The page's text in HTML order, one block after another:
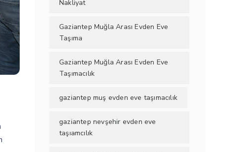
Nakliyat
Gaziantep Muğla Arası Evden Eve
Taşıma
Gaziantep Muğla Arası Evden Eve
Taşımacılık
gaziantep muş evden eve taşımacılık
gaziantep nevşehir evden eve
taşıamcılık